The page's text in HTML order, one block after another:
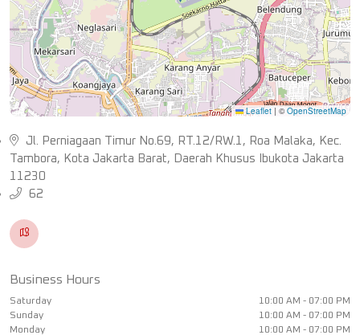
Leaflet | ©OpenStreetMap
Jl. Perniagaan Timur No.69, RT.12/RW.1, Roa Malaka, Kec.
Tambora, Kota Jakarta Barat, Daerah Khusus Ibukota Jakarta
11230
62
Business Hours
Saturday
10:00 AM - 07:00 PM
Sunday
10:00 AM - 07:00 PM
Monday
10:00 AM - 07:00 PM